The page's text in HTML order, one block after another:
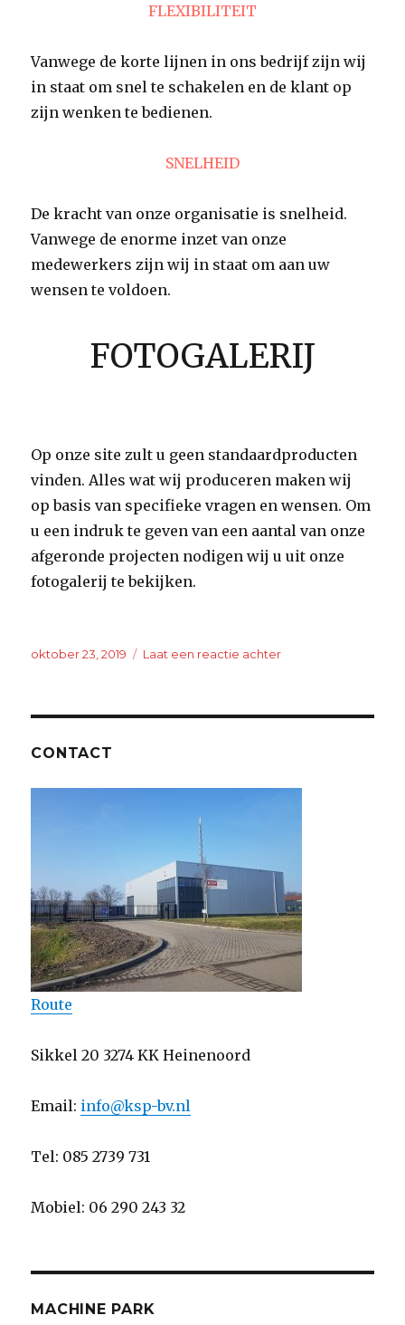
FLEXIBILITEIT
Vanwege de korte lijnen in ons bedrijf zijn wij
in staat om snel te schakelen en de klant op
zijn wenken te bedienen.
SNELHEID
De kracht van onze organisatie is snelheid.
Vanwege de enorme inzet van onze
medewerkers zijn wij in staat om aan uw
wensen te voldoen.
FOTOGALERIJ
Op onze site zult u geen standaardproducten
vinden. Alles wat wij produceren maken wij
op basis van specifieke vragen en wensen. Om
u een indruk te geven van een aantal van onze
afgeronde projecten nodigen wij u uit onze
fotogalerij te bekijken.
Geplaatst
oktober 23, 2019 Laat een reactie achter
CONTACT
Route
Sikkel 20 3274 KK Heinenoord
Email: info@ksp-bv.nl
Tel: 085 2739 731
Mobiel: 06 290 243 32
MACHINE PARK